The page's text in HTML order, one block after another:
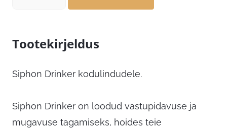
Tootekirjeldus
Siphon Drinker kodulindudele.
Siphon Drinker on loodud vastupidavuse ja
mugavuse tagamiseks, hoides teie